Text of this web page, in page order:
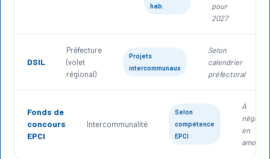
hab.
pour
2027
DSIL
Préfecture
(volet
régional)
Projets
intercommunaux
Selon
calendrier
préfectoral
Fonds de
concours
EPCI
Intercommunalité
Selon
compétence
EPCI
À
en
amont